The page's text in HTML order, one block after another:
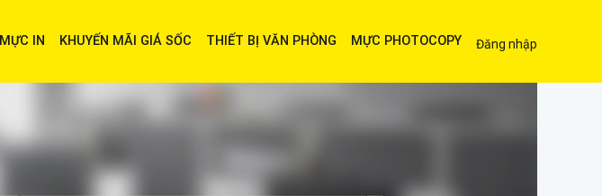
MỰC IN KHUYẾN MÃI GIÁ SỐC THIẾT BỊ VĂN PHÒNG MỰC PHOTOCOPY Đăng nhập